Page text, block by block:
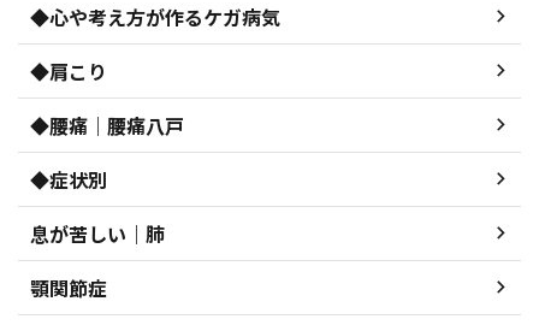
◆心や考え方が作るケガ病気
◆肩こり
◆腰痛｜腰痛八戸
◆症状別
息が苦しい｜肺
顎関節症